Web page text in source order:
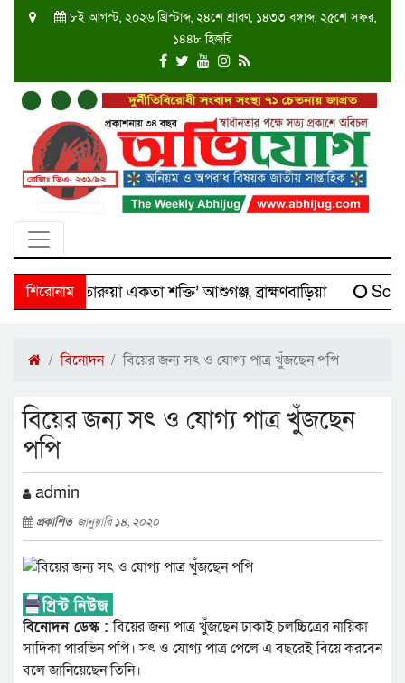
৮ই আগস্ট, ২০২৬ খ্রিস্টাব্দ, ২৪শে শ্রাবণ, ১৪৩৩ বঙ্গাব্দ, ২৫শে সফর,
১৪৪৮ হিজরি
শিরোনাম
‘দক্ষিণ তারুয়া একতা শক্তি’ আশুগঞ্জ, ব্রাহ্মণবাড়িয়া
বিনোদন বিয়ের জন্য সৎ ও যোগ্য পাত্র খুঁজছেন পপি
বিয়ের জন্য সৎ ও যোগ্য পাত্র খুঁজছেন
পপি
admin
প্রকাশিত জানুয়ারি ১৪, ২০২০
বিনোদন ডেস্ক :বিয়ের জন্য পাত্র খুঁজছেন ঢাকাই চলচ্চিত্রের নায়িকা
সাদিকা পারভিন পপি। সৎ ও যোগ্য পাত্র পেলে এ বছরেই বিয়ে করবেন
বলে জানিয়েছেন তিনি।